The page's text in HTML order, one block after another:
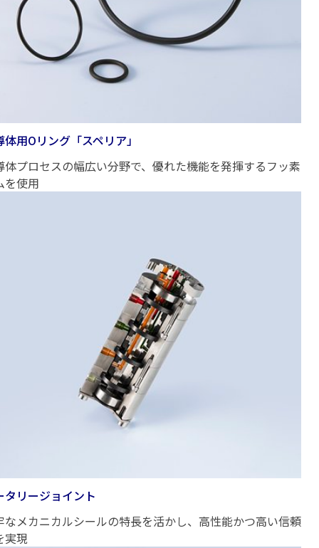
体用Oリング「スペリア」
体プロセスの幅広い分野で、優れた機能を発揮するフッ素
を使用
タリージョイント
なメカニカルシールの特長を活かし、高性能かつ高い信頼
実現